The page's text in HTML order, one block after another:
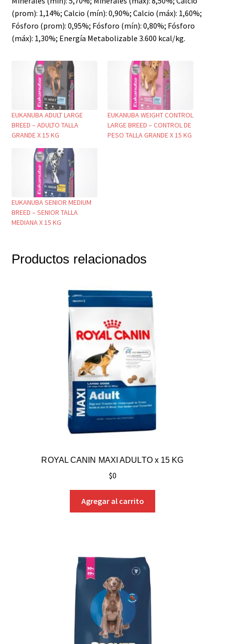
(prom): 1,14%; Calcio (mín): 0,90%; Calcio (máx): 1,60%;
Fósforo (prom): 0,95%; Fósforo (mín): 0,80%; Fósforo
(máx): 1,30%; Energía Metabolizable 3.600 kcal/kg.
EUKANUBA ADULT LARGE
BREED – ADULTO TALLA
GRANDE X 15 KG
EUKANUBA WEIGHT CONTROL
LARGE BREED – CONTROL DE
PESO TALLA GRANDE X 15 KG
EUKANUBA SENIOR MEDIUM
BREED – SENIOR TALLA
MEDIANA X 15 KG
Productos relacionados
ROYAL CANIN MAXI ADULTO x 15 KG
$0
Agregar al carrito